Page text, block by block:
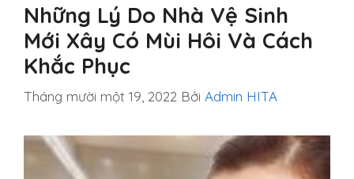
Những Lý Do Nhà Vệ Sinh
Mới Xây Có Mùi Hôi Và Cách
Khắc Phục
Tháng mười một 19, 2022 Bởi Admin HITA